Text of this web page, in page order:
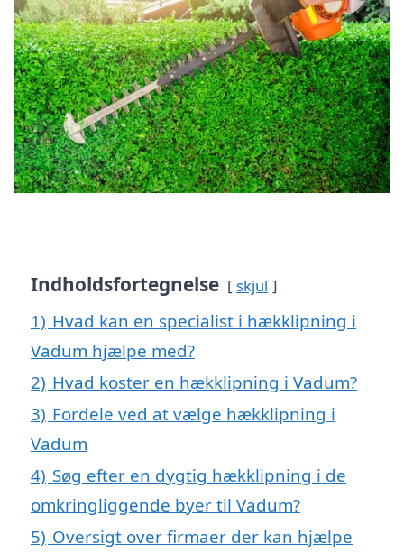
Indholdsfortegnelse skjul
1) Hvad kan en specialist i hækklipning i
Vadum hjælpe med?
2) Hvad koster en hækklipning i Vadum?
3) Fordele ved at vælge hækklipning i
Vadum
4) Søg efter en dygtig hækklipning i de
omkringliggende byer til Vadum?
5) Oversigt over firmaer der kan hjælpe